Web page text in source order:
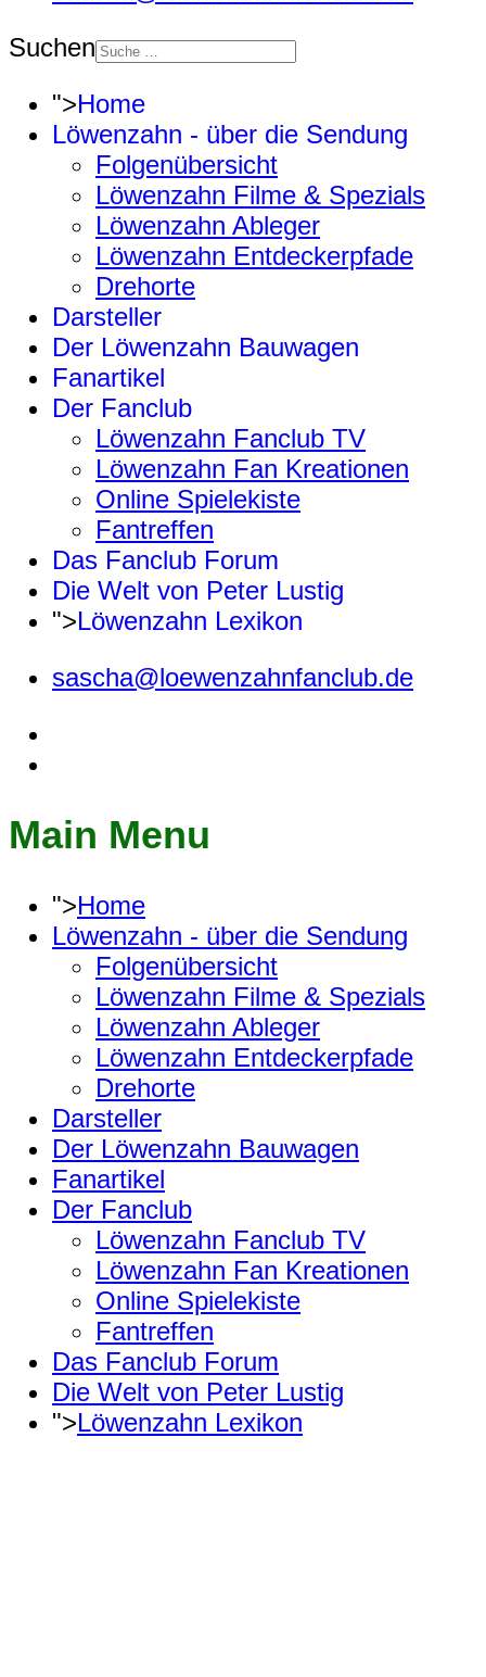
Suchen
">Home
Löwenzahn - über die Sendung
Folgenübersicht
Löwenzahn Filme & Spezials
Löwenzahn Ableger
Löwenzahn Entdeckerpfade
Drehorte
Darsteller
Der Löwenzahn Bauwagen
Fanartikel
Der Fanclub
Löwenzahn Fanclub TV
Löwenzahn Fan Kreationen
Online Spielekiste
Fantreffen
Das Fanclub Forum
Die Welt von Peter Lustig
">Löwenzahn Lexikon
sascha@loewenzahnfanclub.de
Main Menu
">Home
Löwenzahn - über die Sendung
Folgenübersicht
Löwenzahn Filme & Spezials
Löwenzahn Ableger
Löwenzahn Entdeckerpfade
Drehorte
Darsteller
Der Löwenzahn Bauwagen
Fanartikel
Der Fanclub
Löwenzahn Fanclub TV
Löwenzahn Fan Kreationen
Online Spielekiste
Fantreffen
Das Fanclub Forum
Die Welt von Peter Lustig
">Löwenzahn Lexikon